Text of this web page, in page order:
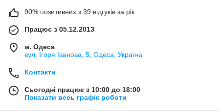
90% позитивних з 39 відгуків за рік
Працює з 05.12.2013
м. Одеса
вул. Ігоря Іванова, 5, Одеса, Україна
Контакти
Сьогодні працює з 10:00 до 18:00
Показати весь графік роботи